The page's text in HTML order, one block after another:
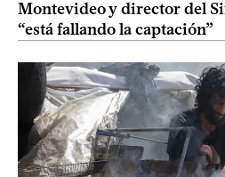
Montevideo y director del
“está fallando la captación”